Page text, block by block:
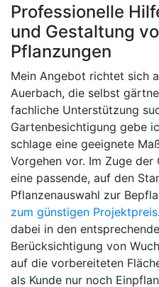
Professionelle
und Gestaltung
Pflanzungen
Mein Angebot richtet sich
Auerbach, die selbst
fachliche Unterstützung
Gartenbesichtigung gebe
schlage eine geeignete
Vorgehen vor. Im Zuge
eine passende, auf den
Pflanzenauswahl zur
zum günstigen Projektpreis
dabei in den
Berücksichtigung von
auf die vorbereiteten
als Kunde nur noch